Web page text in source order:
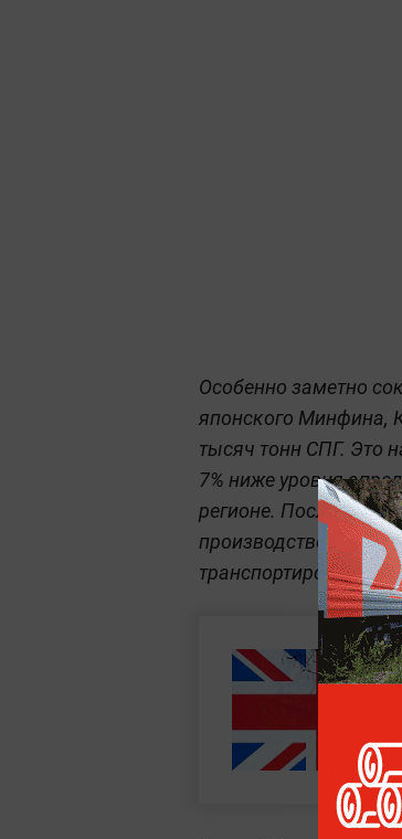
Особенно заметно
японского Минфина,
тысяч тонн СПГ. Это
7% ниже уровня
регионе. После
производство
транспортировке